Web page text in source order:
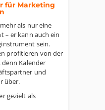
für Marketing
als nur eine
– er kann auch ein
sein.
profitieren von der
Kalender
und
über.
gezielt als